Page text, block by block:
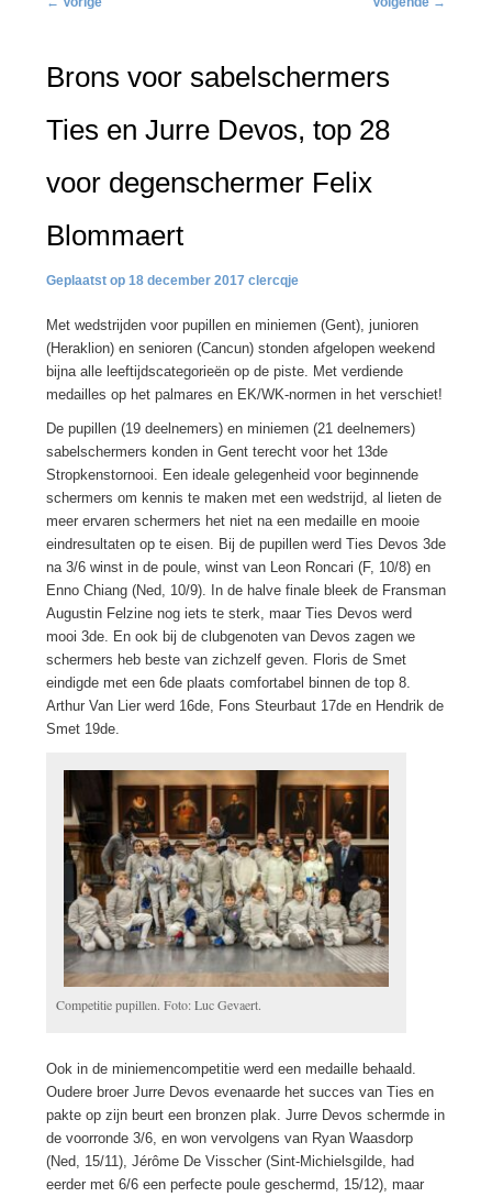
Brons voor sabelschermers
Ties en Jurre Devos, top 28
voor degenschermer Felix
Blommaert
18 december 2017 clercqje
Met wedstrijden voor pupillen en miniemen (Gent), junioren
(Heraklion) en senioren (Cancun) stonden afgelopen weekend
bijna alle leeftijdscategorieën op de piste. Met verdiende
medailles op het palmares en EK/WK-normen in het verschiet!
De pupillen (19 deelnemers) en miniemen (21 deelnemers)
sabelschermers konden in Gent terecht voor het 13de
Stropkenstornooi. Een ideale gelegenheid voor beginnende
schermers om kennis te maken met een wedstrijd, al lieten de
meer ervaren schermers het niet na een medaille en mooie
eindresultaten op te eisen. Bij de pupillen werd Ties Devos 3de
na 3/6 winst in de poule, winst van Leon Roncari (F, 10/8) en
Enno Chiang (Ned, 10/9). In de halve finale bleek de Fransman
Augustin Felzine nog iets te sterk, maar Ties Devos werd
mooi 3de. En ook bij de clubgenoten van Devos zagen we
schermers heb beste van zichzelf geven. Floris de Smet
eindigde met een 6de plaats comfortabel binnen de top 8.
Arthur Van Lier werd 16de, Fons Steurbaut 17de en Hendrik de
Smet 19de.
Competitie pupillen. Foto: Luc Gevaert.
Ook in de miniemencompetitie werd een medaille behaald.
Oudere broer Jurre Devos evenaarde het succes van Ties en
pakte op zijn beurt een bronzen plak. Jurre Devos schermde in
de voorronde 3/6, en won vervolgens van Ryan Waasdorp
(Ned, 15/11), Jérôme De Visscher (Sint-Michielsgilde, had
eerder met 6/6 een perfecte poule geschermd, 15/12), maar